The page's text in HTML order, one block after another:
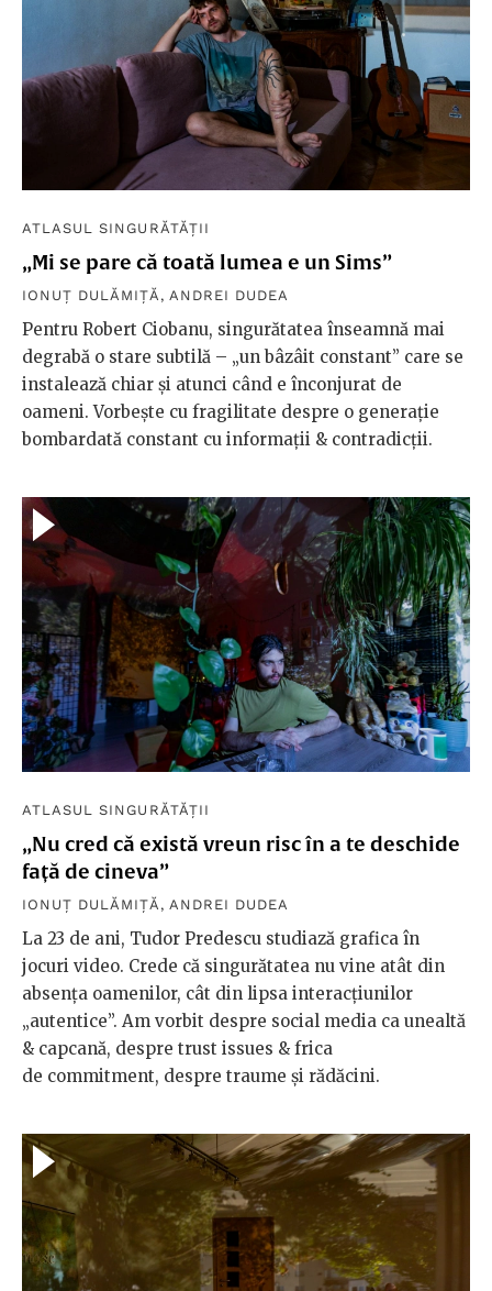
ATLASUL SINGURĂTĂȚII
„Mi se pare că toată lumea e un Sims”
IONUȚ DULĂMIȚĂ , ANDREI DUDEA
Pentru Robert Ciobanu, singurătatea înseamnă mai
degrabă o stare subtilă – „un bâzâit constant” care se
instalează chiar și atunci când e înconjurat de
oameni. Vorbește cu fragilitate despre o generație
bombardată constant cu informații & contradicții.
ATLASUL SINGURĂTĂȚII
„Nu cred că există vreun risc în a te deschide
față de cineva”
IONUȚ DULĂMIȚĂ , ANDREI DUDEA
La 23 de ani, Tudor Predescu studiază grafica în
jocuri video. Crede că singurătatea nu vine atât din
absența oamenilor, cât din lipsa interacțiunilor
„autentice”. Am vorbit despre social media ca unealtă
& capcană, despre trust issues & frica
de commitment, despre traume și rădăcini.